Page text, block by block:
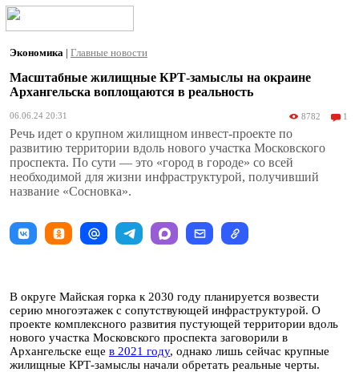
Экономика | Главные новости
Масштабные жилищные КРТ-замыслы на окраине
Архангельска воплощаются в реальность
06.06.24 20:31 8782 1
Речь идет о крупном жилищном инвест-проекте по
развитию территории вдоль нового участка Московского
проспекта. По сути — это «город в городе» со всей
необходимой для жизни инфраструктурой, получивший
название «Сосновка».
В округе Майская горка к 2030 году планируется возвести
серию многоэтажек с сопутствующей инфраструктурой. О
проекте комплексного развития пустующей территории вдоль
нового участка Московского проспекта заговорили в
Архангельске еще в 2021 году, однако лишь сейчас крупные
жилищные КРТ-замыслы начали обретать реальные черты.